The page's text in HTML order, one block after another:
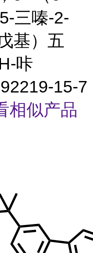
三嗪-2-
基）五
咔
15-7
相似产品